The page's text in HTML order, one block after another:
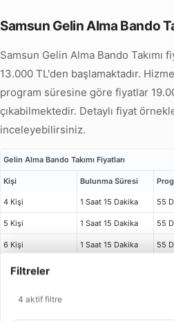
Filtreler
4 aktif filtre
Samsun Gelin Alma Bando
Samsun Gelin Alma Bando Takımı
13.000 TL'den başlamaktadır.
program süresine göre fiyatlar
çıkabilmektedir. Detaylı fiyat
inceleyebilirsiniz.
Gelin Alma Bando Takımı Fiyatları
Kişi Bulunma Süresi
4 Kişi 1 Saat 15 Dakika 55
5 Kişi 1 Saat 15 Dakika 55
6 Kişi 1 Saat 15 Dakika 55
7 Kişi
Samsun Gelin Alma